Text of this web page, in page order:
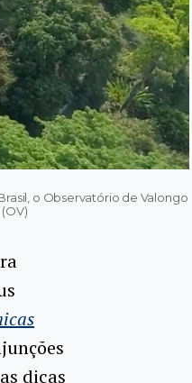
o Observatório de Valongo
dicas